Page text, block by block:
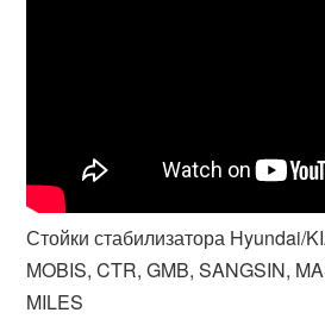
Стойки стабилизатора Hyundai/
MOBIS, CTR, GMB, SANGSIN,
MILES